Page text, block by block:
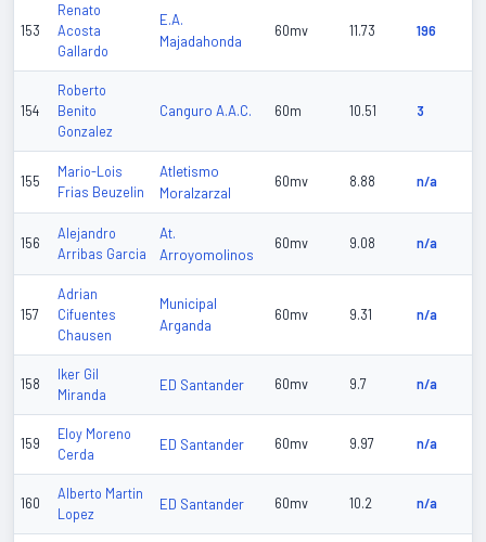
153
Renato
Acosta
Gallardo
E.A.
Majadahonda
60mv 11.73 196
154
Roberto
Benito
Gonzalez
Canguro A.A.C. 60m 10.51 3
155
Mario-Lois
Frias Beuzelin
Atletismo
Moralzarzal
60mv 8.88 n/a
156
Alejandro
Arribas Garcia
At.
Arroyomolinos
60mv 9.08 n/a
157
Adrian
Cifuentes
Chausen
Municipal
Arganda
60mv 9.31 n/a
158
Iker Gil
Miranda
ED Santander 60mv 9.7 n/a
159
Eloy Moreno
Cerda
ED Santander 60mv 9.97 n/a
160
Alberto Martin
Lopez
ED Santander 60mv 10.2 n/a